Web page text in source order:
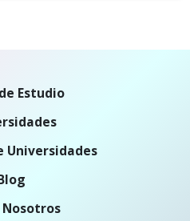
Estudio
Universidades
Nosotros